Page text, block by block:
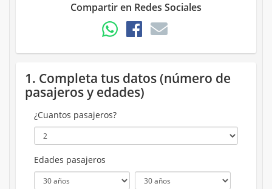
Compartir en Redes Sociales
1. Completa tus datos (número de
pasajeros y edades)
¿Cuantos pasajeros?
Edades pasajeros